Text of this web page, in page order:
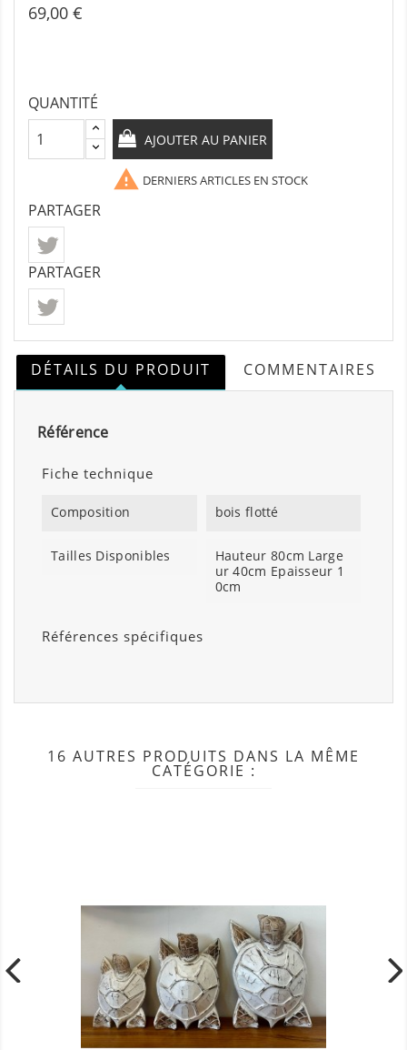
69,00 €
QUANTITÉ
AJOUTER AU PANIER
 DERNIERS ARTICLES EN STOCK
PARTAGER
PARTAGER
DÉTAILS DU PRODUIT COMMENTAIRES
Référence
Fiche technique
Composition bois flotté
Tailles Disponibles
Hauteur 80cm Large
ur 40cm Epaisseur 1
0cm
Références spécifiques
16 AUTRES PRODUITS DANS LA MÊME
CATÉGORIE :